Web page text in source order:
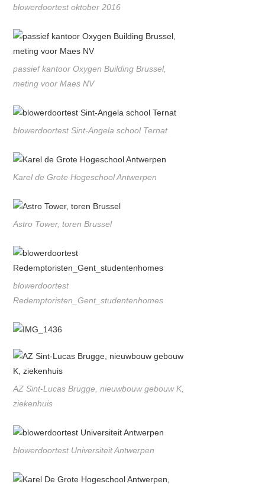
blowerdoortest oktober 2016
passief kantoor Oxygen Building Brussel,
meting voor Maes NV
blowerdoortest Sint-Angela school Ternat
Karel de Grote Hogeschool Antwerpen
Astro Tower, toren Brussel
blowerdoortest
Redemptoristen_Gent_studentenhomes
AZ Sint-Lucas Brugge, nieuwbouw gebouw K,
ziekenhuis
blowerdoortest Universiteit Antwerpen